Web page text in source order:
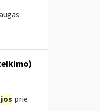
jos prie